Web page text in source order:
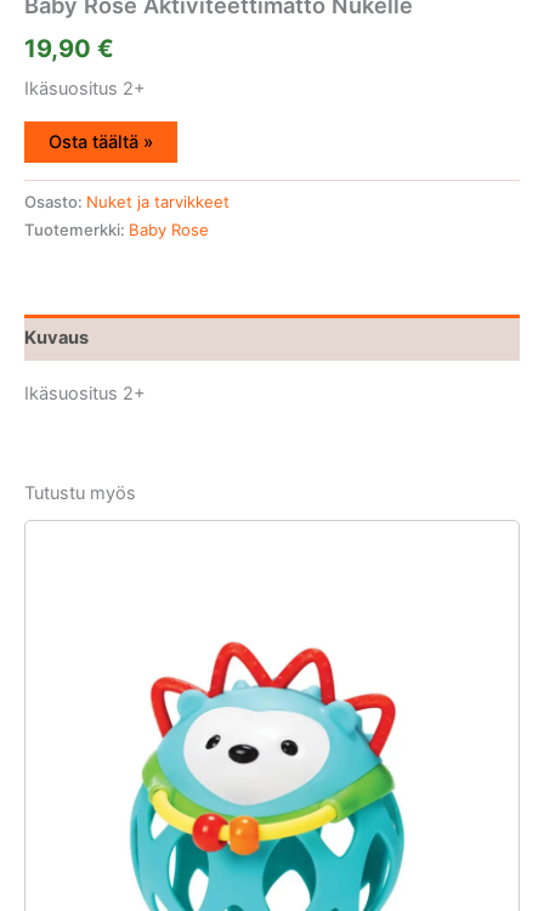
19,90 €
Ikäsuositus 2+
Osta täältä »
Osasto: Nuket ja tarvikkeet
Tuotemerkki: Baby Rose
Kuvaus
Ikäsuositus 2+
Tutustu myös